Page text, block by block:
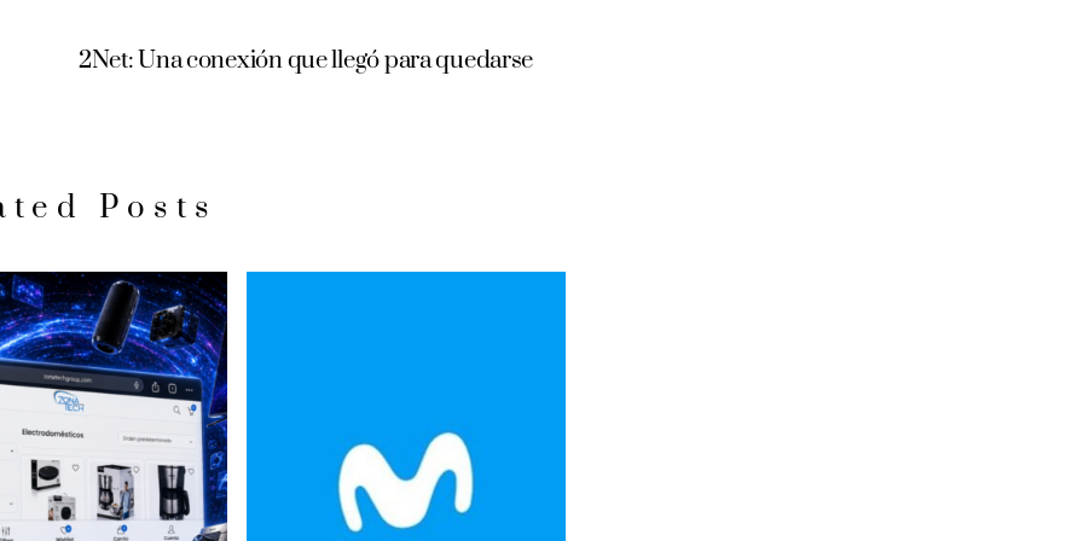
2Net: Una conexión que llegó para quedarse
Posts